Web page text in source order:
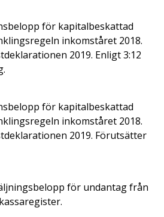
för kapitalbeskattad
inkomståret 2018.
2019. Enligt 3:12
för kapitalbeskattad
inkomståret 2018.
2019. Förutsätter
för undantag från